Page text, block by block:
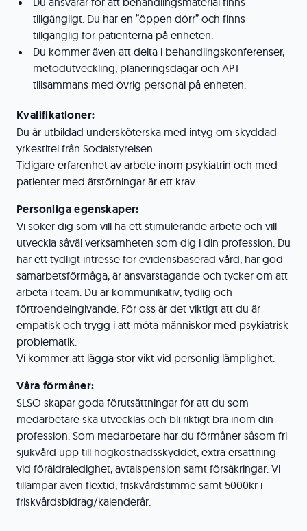
tillgängligt. Du har en ”öppen dörr” och finns
tillgänglig för patienterna på enheten.
Du kommer även att delta i behandlingskonferenser,
metodutveckling, planeringsdagar och APT
tillsammans med övrig personal på enheten.
Kvalifikationer:
Du är utbildad undersköterska med intyg om skyddad
yrkestitel från Socialstyrelsen.
Tidigare erfarenhet av arbete inom psykiatrin och med
patienter med ätstörningar är ett krav.
Personliga egenskaper:
Vi söker dig som vill ha ett stimulerande arbete och vill
utveckla såväl verksamheten som dig i din profession. Du
har ett tydligt intresse för evidensbaserad vård, har god
samarbetsförmåga, är ansvarstagande och tycker om att
arbeta i team. Du är kommunikativ, tydlig och
förtroendeingivande. För oss är det viktigt att du är
empatisk och trygg i att möta människor med psykiatrisk
problematik.
Vi kommer att lägga stor vikt vid personlig lämplighet.
Våra förmåner:
SLSO skapar goda förutsättningar för att du som
medarbetare ska utvecklas och bli riktigt bra inom din
profession. Som medarbetare har du förmåner såsom fri
sjukvård upp till högkostnadsskyddet, extra ersättning
vid föräldraledighet, avtalspension samt försäkringar. Vi
tillämpar även flextid, friskvårdstimme samt 5000kr i
friskvårdsbidrag/kalenderår.